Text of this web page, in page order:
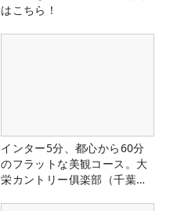
はこちら！
インター5分、都心から60分
のフラットな美観コース。大
栄カントリー俱楽部（千葉